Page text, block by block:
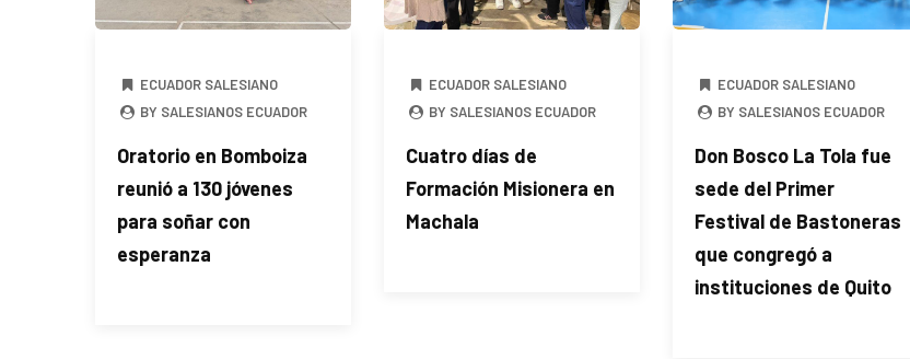
ECUADOR SALESIANO
BY SALESIANOS ECUADOR
Oratorio en Bomboiza
reunió a 130 jóvenes
para soñar con
esperanza
ECUADOR SALESIANO
BY SALESIANOS ECUADOR
Cuatro días de
Formación Misionera en
Machala
ECUADOR SALESIANO
BY SALESIANOS ECUADOR
Don Bosco La Tola fue
sede del Primer
Festival de Bastoneras
que congregó a
instituciones de Quito